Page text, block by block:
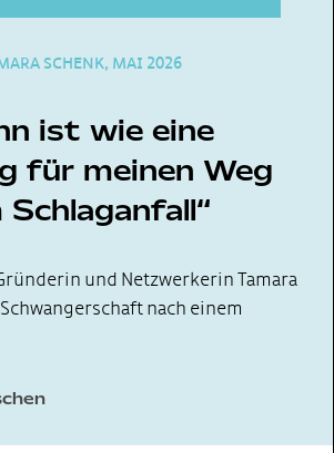
SCHENK, MAI 2026
ist wie eine
für meinen Weg
Schlaganfall
und Netzwerkerin Tamara
nach einem